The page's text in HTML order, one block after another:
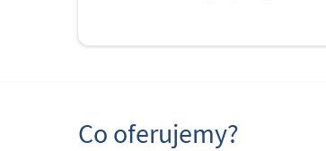
Co oferujemy?